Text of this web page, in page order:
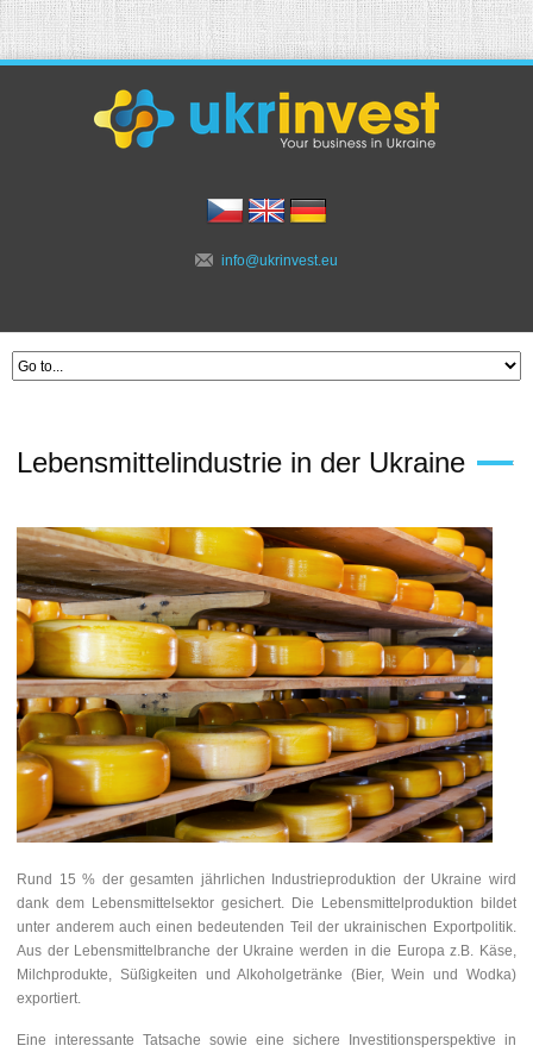
info@ukrinvest.eu
Lebensmittelindustrie in der Ukraine
Rund 15 % der gesamten jährlichen Industrieproduktion der Ukraine wird
dank dem Lebensmittelsektor gesichert. Die Lebensmittelproduktion bildet
unter anderem auch einen bedeutenden Teil der ukrainischen Exportpolitik.
Aus der Lebensmittelbranche der Ukraine werden in die Europa z.B. Käse,
Milchprodukte, Süßigkeiten und Alkoholgetränke (Bier, Wein und Wodka)
exportiert.
Eine interessante Tatsache sowie eine sichere Investitionsperspektive in